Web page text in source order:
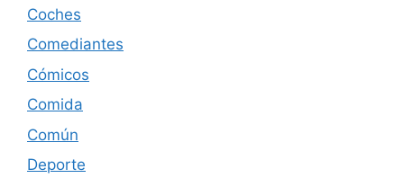
Coches
Comediantes
Cómicos
Comida
Común
Deporte